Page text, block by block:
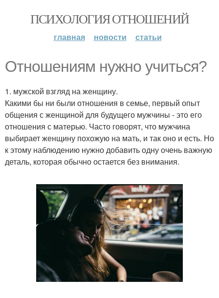
ПСИХОЛОГИЯ ОТНОШЕНИЙ
главная новости статьи
Отношениям нужно учиться?
1. мужской взгляд на женщину.
Какими бы ни были отношения в семье, первый опыт
общения с женщиной для будущего мужчины - это его
отношения с матерью. Часто говорят, что мужчина
выбирает женщину похожую на мать, и так оно и есть. Но
к этому наблюдению нужно добавить одну очень важную
деталь, которая обычно остается без внимания.